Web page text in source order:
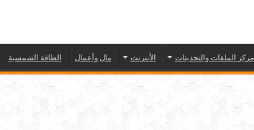
مركز الملفات والتحديثات الأنترنت مال وأعمال الطاقة الشمسية